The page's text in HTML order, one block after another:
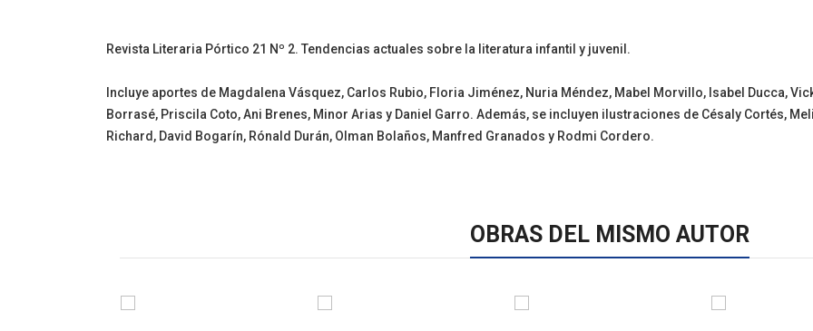
Revista Literaria Pórtico 21 Nº 2. Tendencias actuales sobre la literatura infantil y juvenil.
Incluye aportes de Magdalena Vásquez, Carlos Rubio, Floria Jiménez, Nuria Méndez, Mabel Morvillo, Isabel Ducca,
Borrasé, Priscila Coto, Ani Brenes, Minor Arias y Daniel Garro. Además, se incluyen ilustraciones de Césaly Cortés,
Richard, David Bogarín, Rónald Durán, Olman Bolaños, Manfred Granados y Rodmi Cordero.
OBRAS DEL MISMO AUTOR